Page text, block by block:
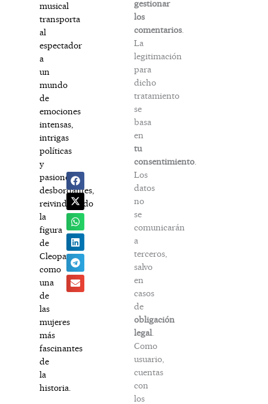
musical
transporta
al
espectador
a
un
mundo
de
emociones
intensas,
intrigas
políticas
y
pasiones
desbordantes,
reivindicando
la
figura
de
Cleopatra
como
una
de
las
mujeres
más
fascinantes
de
la
historia.
gestionar
los
comentarios.
La
legitimación
para
dicho
tratamiento
se
basa
en
tu
consentimiento.
Los
datos
no
se
comunicarán
a
terceros,
salvo
en
casos
de
obligación
legal.
Como
usuario,
cuentas
con
los